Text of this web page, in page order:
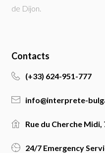
de Dijon.
Contacts
(+33) 624-951-777
info@interprete-
Rue du Cherche Midi,
24/7 Emergency